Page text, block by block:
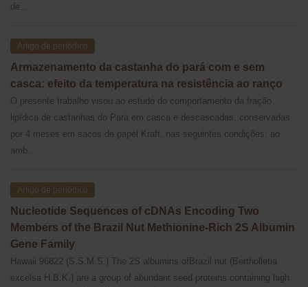
de...
Artigo de periódico
Armazenamento da castanha do pará com e sem
casca: efeito da temperatura na resistência ao ranço
O presente trabalho visou ao estudo do comportamento da fração
lipídica de castanhas do Pará em casca e descascadas, conservadas
por 4 meses em sacos de papel Kraft, nas seguintes condições: ao
amb...
Artigo de periódico
Nucleotide Sequences of cDNAs Encoding Two
Members of the Brazil Nut Methionine-Rich 2S Albumin
Gene Family
Hawaii 96822 (S.S.M.S.) The 2S albumins ofBrazil nut (Bertholletia
excelsa H.B.K.) are a group of abundant seed proteins containing high